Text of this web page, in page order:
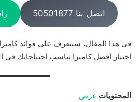
اتصل بنا 50501877
في هذا المقال، سنتعرف على فوائد
اختيار أفضل كاميرا تناسب احتياجاتك في
المحتويات عرض